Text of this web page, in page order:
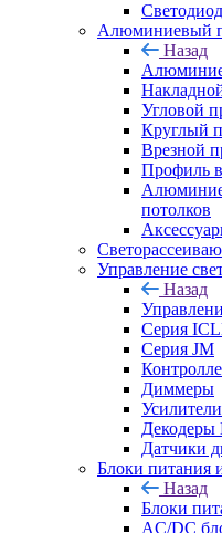
Алюминиевый
Назад
Угловой
Круглый
Врезной
Профиль
потолков
Управление
Назад
Серия
Серия JM
Диммеры
Усилители
Декодеры
Датчики
Блоки питания
Назад
Блоки
AC/DC